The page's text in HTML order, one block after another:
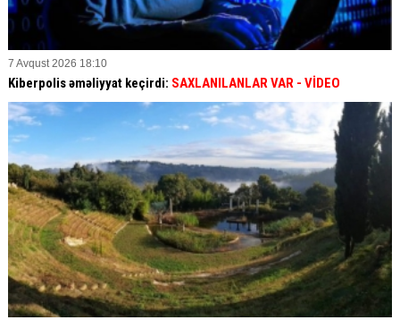
7 Avqust 2026 18:10
Kiberpolis əməliyyat keçirdi: SAXLANILANLAR VAR - VİDEO